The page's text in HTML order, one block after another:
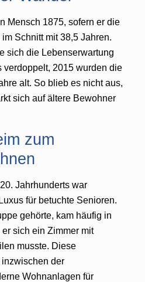
Mensch 1875, sofern er die
Schnitt mit 38,5 Jahren.
sich die Lebenserwartung
verdoppelt, 2015 wurden die
alt. So blieb es nicht aus,
sich auf ältere Bewohner
zum
Jahrhunderts war
für betuchte Senioren.
gehörte, kam häufig in
sich ein Zimmer mit
musste. Diese
der
Wohnanlagen für